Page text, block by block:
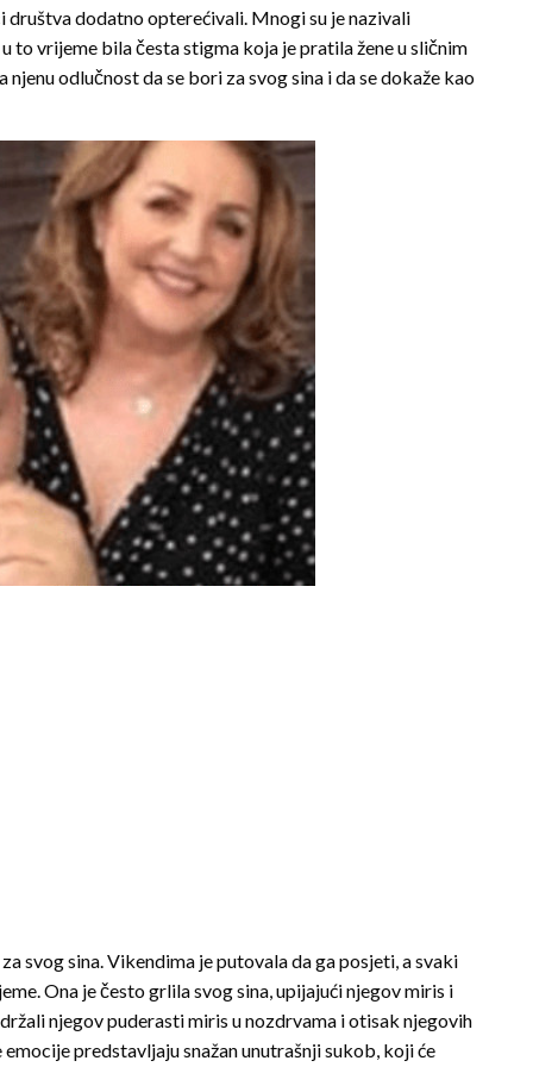
društva dodatno opterećivali. Mnogi su je nazivali
to vrijeme bila česta stigma koja je pratila žene u sličnim
odlučnost da se bori za svog sina i da se dokaže kao
svog sina. Vikendima je putovala da ga posjeti, a svaki
Ona je često grlila svog sina, upijajući njegov miris i
njegov puderasti miris u nozdrvama i otisak njegovih
predstavljaju snažan unutrašnji sukob, koji će